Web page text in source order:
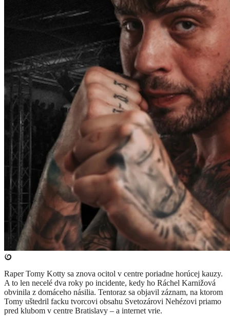
Raper Tomy Kotty sa znova ocitol v centre poriadne horúcej kauzy.
A to len necelé dva roky po incidente, kedy ho Ráchel Karnižová
obvinila z domáceho násilia. Tentoraz sa objavil záznam, na ktorom
Tomy uštedril facku tvorcovi obsahu Svetozárovi Nehézovi priamo
pred klubom v centre Bratislavy – a internet vrie.